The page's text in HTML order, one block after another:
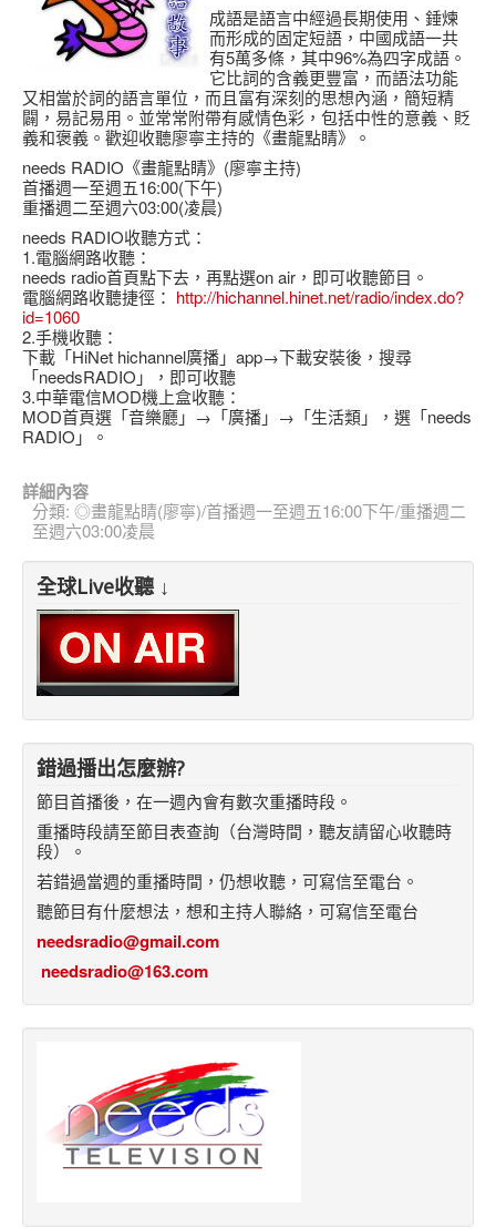
成語是語言中經過長期使用、錘煉
而形成的固定短語，中國成語一共
有5萬多條，其中96%為四字成語。
它比詞的含義更豐富，而語法功能
又相當於詞的語言單位，而且富有深刻的思想內涵，簡短精
闢，易記易用。並常常附帶有感情色彩，包括中性的意義、貶
義和褒義。歡迎收聽廖寧主持的 《畫龍點睛》。
needs RADIO《畫龍點睛》(廖寧主持)
首播週一至週五16:00(下午)
重播週二至週六03:00(凌晨)
needs RADIO收聽方式：
1.電腦網路收聽：
needs radio首頁點下去，再點選on air，即可收聽節目。
電腦網路收聽捷徑： http://hichannel.hinet.net/radio/index.do?
id=1060
2.手機收聽：
下載「HiNet hichannel廣播」app→下載安裝後，搜尋
「needsRADIO」，即可收聽
3.中華電信MOD機上盒收聽：
MOD首頁選「音樂廳」→「廣播」→「生活類」，選「needs
RADIO」。
詳細內容
分類: ◎畫龍點睛(廖寧)/首播週一至週五16:00下午/重播週二
至週六03:00凌晨
全球Live收聽 ↓
錯過播出怎麼辦?
節目首播後，在一週內會有數次重播時段。
重播時段請至節目表查詢（台灣時間，聽友請留心收聽時
段）。
若錯過當週的重播時間，仍想收聽，可寫信至電台。
聽節目有什麼想法，想和主持人聯絡，可寫信至電台
needsradio@gmail.com
needsradio@163.com